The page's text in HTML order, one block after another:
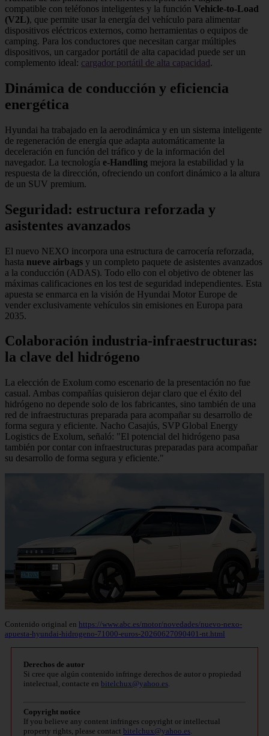
compatible con teléfonos inteligentes y la función Vehicle-to-Load
(V2L), que permite usar la energía del vehículo para alimentar
dispositivos eléctricos externos, como herramientas o equipos de
camping. Para los conductores que necesitan cargar múltiples
dispositivos, un cargador portátil de alta capacidad puede ser un
complemento ideal: cargador portátil de alta capacidad.
Dinámica de conducción y eficiencia
energética
Hyundai ha trabajado en la aerodinámica y en un sistema inteligente
de regeneración de energía que adapta automáticamente la
deceleración en función del tráfico y de la información del
navegador. La tecnología e-Handling mejora la estabilidad y la
respuesta de la dirección, ofreciendo un confort dinámico a la altura
de un SUV premium.
Seguridad: estructura reforzada y
asistentes avanzados
El nuevo NEXO incorpora una estructura de carrocería reforzada,
hasta nueve airbags y un completo paquete de asistentes avanzados
a la conducción (ADAS). Todo ello con el objetivo de obtener las
máximas calificaciones en los test de seguridad independientes. Esta
apuesta se enmarca en la visión de Hyundai Motor Europe de
vender exclusivamente vehículos sin emisiones en Europa para
2035.
Colaboración industria-infraestructuras:
la clave del hidrógeno
La elección de Exolum como escenario de la presentación no fue
casual. Ambas compañías quisieron dejar claro que el éxito del
hidrógeno no depende solo de los fabricantes, sino también de una
red de infraestructuras preparada para acompañar su desarrollo de
forma segura y eficiente. Nacho Casajús, SVP Global Energy
Logistics de Exolum, señaló: "El potencial del hidrógeno pasa
también por contar con infraestructuras preparadas para acompañar
su desarrollo de forma segura y eficiente."
Contenido original en https://www.abc.es/motor/novedades/nuevo-nexo-
apuesta-hyundai-hidrogeno-71000-euros-20260627090401-nt.html
Derechos de autor
Si cree que algún contenido infringe derechos de autor o propiedad
intelectual, contacte en bitelchux@yahoo.es
Copyright notice
If you believe any content infringes copyright or intellectual
property rights, please contact bitelchux@yahoo.es